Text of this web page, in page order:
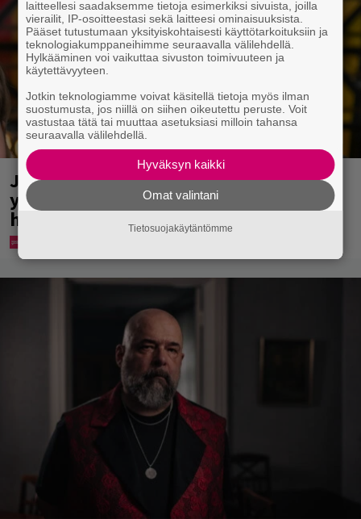
Jani Sievinen kokosi lapsikatraansa
yhteen – ”Minun suurin perintöni
heille”
laitteellesi saadaksemme tietoja esimerkiksi sivuista, joilla
vierailit, IP-osoitteestasi sekä laitteesi ominaisuuksista.
Pääset tutustumaan yksityiskohtaisesti käyttötarkoituksiin ja
teknologiakumppaneihimme seuraavalla välilehdellä.
Hylkääminen voi vaikuttaa sivuston toimivuuteen ja
käytettävyyteen.
Jotkin teknologiamme voivat käsitellä tietoja myös ilman
suostumusta, jos niillä on siihen oikeutettu peruste. Voit
vastustaa tätä tai muuttaa asetuksiasi milloin tahansa
seuraavalla välilehdellä.
Hyväksyn kaikki
Omat valintani
Tietosuojakäytäntömme